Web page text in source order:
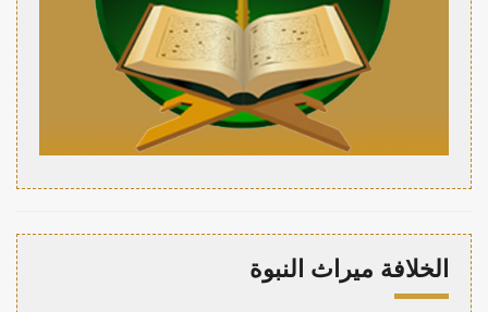
الخلافة ميراث النبوة